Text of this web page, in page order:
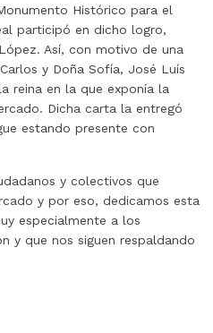
Histórico para el
participó en dicho logro,
Así, con motivo de una
y Doña Sofía, José Luís
reina en la que exponía la
Dicha carta la entregó
estando presente con
y colectivos que
y por eso, dedicamos esta
especialmente a los
y que nos siguen respaldando